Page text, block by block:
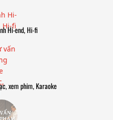
Hi-end, Hi-fi
xem phim, Karaoke